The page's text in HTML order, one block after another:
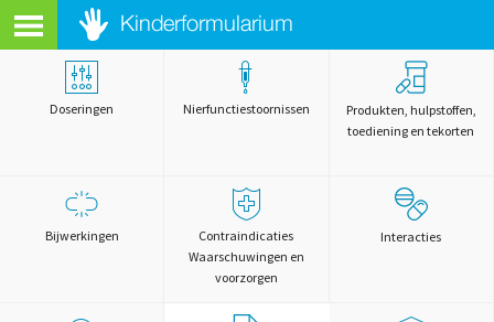
Doseringen Nierfunctiestoornissen
Produkten, hulpstoffen,
toediening en tekorten
Bijwerkingen
Contraindicaties
Waarschuwingen en
voorzorgen
Interacties